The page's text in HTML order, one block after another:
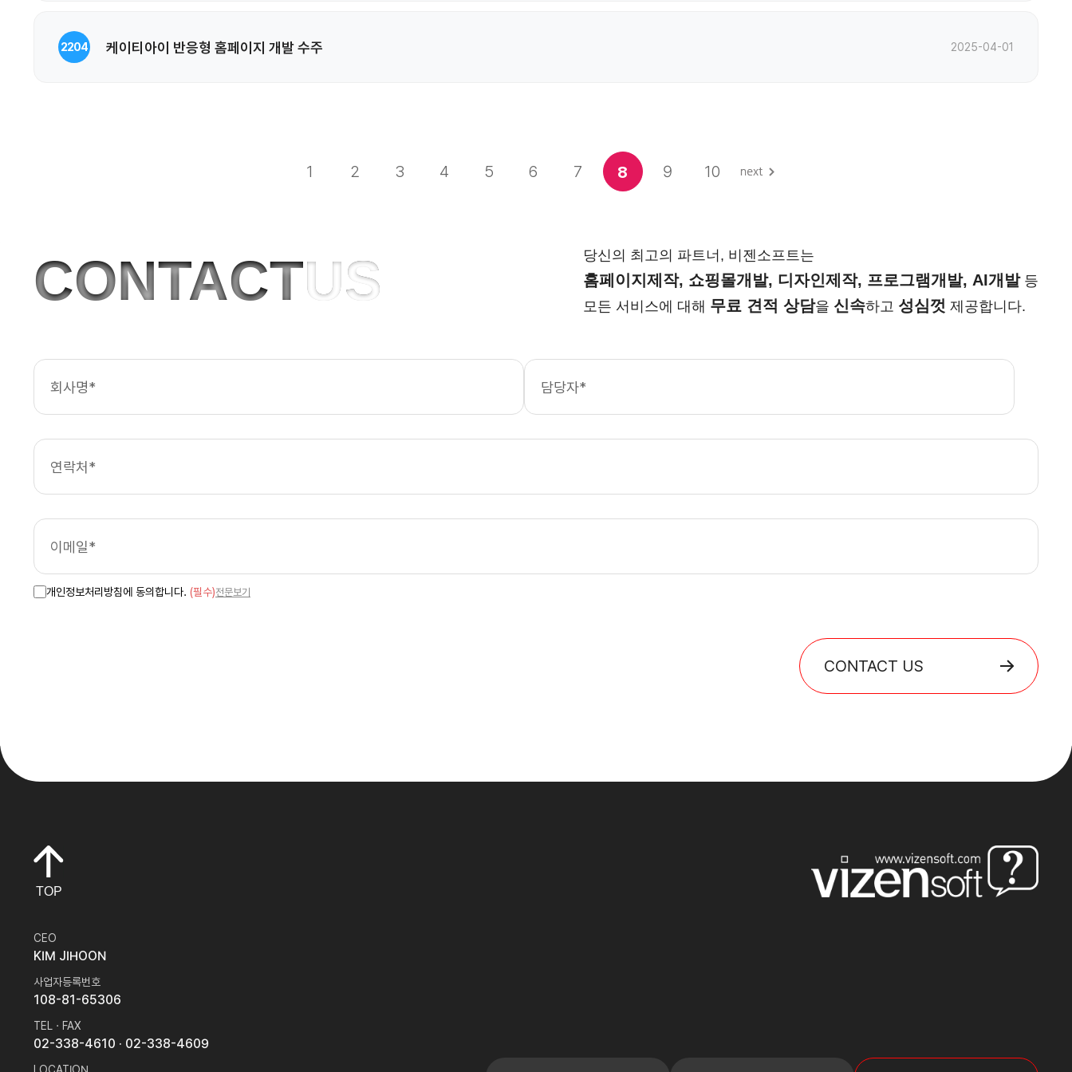
2204 케이티아이 반응형 홈페이지 개발 수주 2025-04-01
1 2 3 4 5 6 7 8 9 10
CONTACTUS 당신의 최고의 파트너, 비젠소프트는
홈페이지제작, 쇼핑몰개발, 디자인제작, 프로그램개발, AI개발등
모든 서비스에 대해 무료 견적 상담을 신속하고 성심껏 제공합니다.
개인정보처리방침에 동의합니다. (필수)전문보기
CONTACT US
TOP
CEO
KIM JIHOON
사업자등록번호
108-81-65306
TEL · FAX
02-338-4610 · 02-338-4609